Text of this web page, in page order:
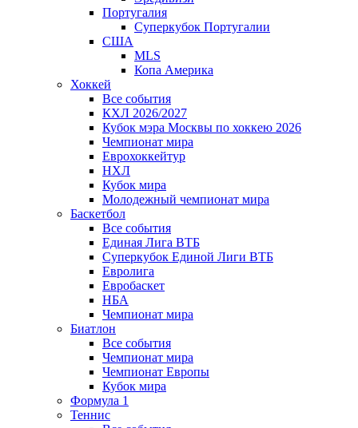
Португалия
Суперкубок Португалии
США
MLS
Копа Америка
Хоккей
Все события
КХЛ 2026/2027
Кубок мэра Москвы по хоккею 2026
Чемпионат мира
Еврохоккейтур
НХЛ
Кубок мира
Молодежный чемпионат мира
Баскетбол
Все события
Единая Лига ВТБ
Суперкубок Единой Лиги ВТБ
Евролига
Евробаскет
НБА
Чемпионат мира
Биатлон
Все события
Чемпионат мира
Чемпионат Европы
Кубок мира
Формула 1
Теннис